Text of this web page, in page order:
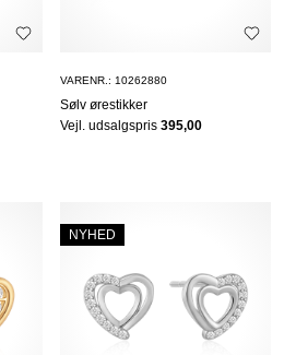
VARENR.: 10262880
Sølv ørestikker
Vejl. udsalgspris395,00
NYHED